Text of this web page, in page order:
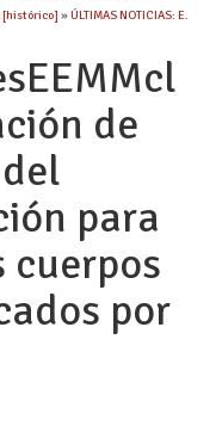
[histórico] »ÚLTIMAS NOTICIAS: E.
de
para
cuerpos
por